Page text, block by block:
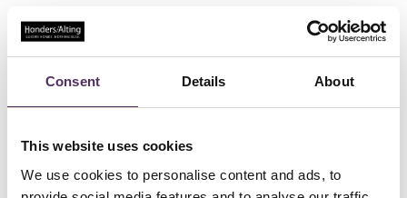
Consent Details About
This website uses cookies
We use cookies to personalise content and ads, to
Details
Status
Beschikbaar
Aantal slaapkamers
Aantal badkamers